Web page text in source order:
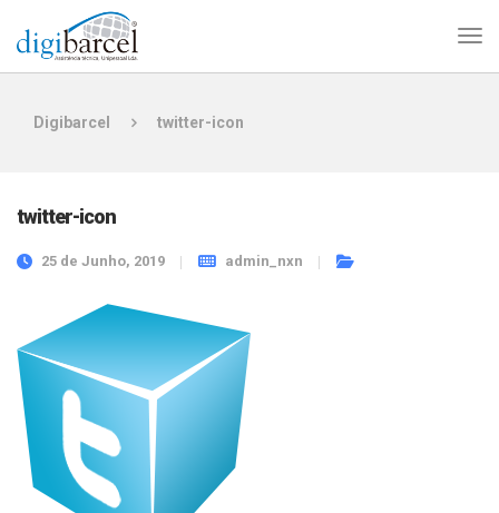
Digibarcel twitter-icon
twitter-icon
25 de Junho, 2019 admin_nxn